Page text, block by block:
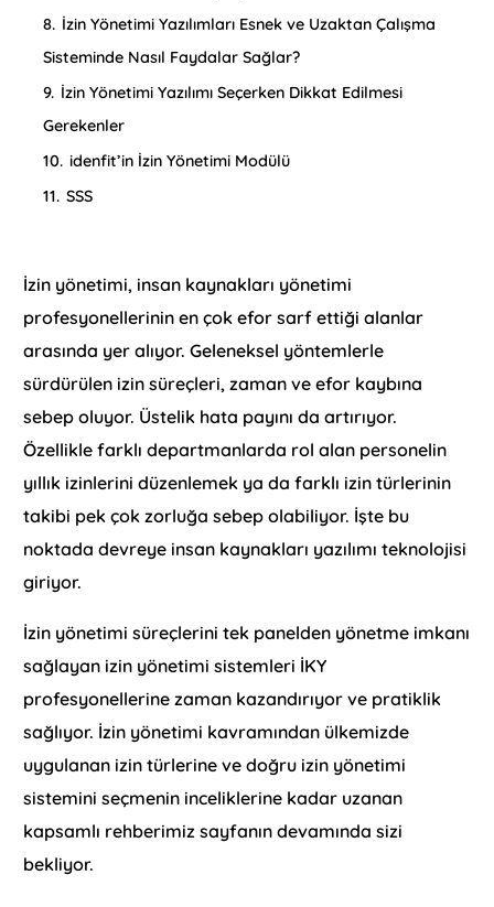
8. İzin Yönetimi Yazılımları Esnek ve Uzaktan Çalışma
Sisteminde Nasıl Faydalar Sağlar?
9. İzin Yönetimi Yazılımı Seçerken Dikkat Edilmesi
Gerekenler
10. idenfit’in İzin Yönetimi Modülü
11. SSS
İzin yönetimi, insan kaynakları yönetimi
profesyonellerinin en çok efor sarf ettiği alanlar
arasında yer alıyor. Geleneksel yöntemlerle
sürdürülen izin süreçleri, zaman ve efor kaybına
sebep oluyor. Üstelik hata payını da artırıyor.
Özellikle farklı departmanlarda rol alan personelin
yıllık izinlerini düzenlemek ya da farklı izin türlerinin
takibi pek çok zorluğa sebep olabiliyor. İşte bu
noktada devreye insan kaynakları yazılımı teknolojisi
giriyor.
İzin yönetimi süreçlerini tek panelden yönetme imkanı
sağlayan izin yönetimi sistemleri İKY
profesyonellerine zaman kazandırıyor ve pratiklik
sağlıyor. İzin yönetimi kavramından ülkemizde
uygulanan izin türlerine ve doğru izin yönetimi
sistemini seçmenin inceliklerine kadar uzanan
kapsamlı rehberimiz sayfanın devamında sizi
bekliyor.